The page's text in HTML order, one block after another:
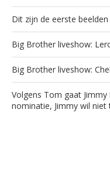
Dit zijn de eerste
Big Brother liveshow:
Big Brother liveshow:
Volgens Tom gaat
nominatie, Jimmy wil